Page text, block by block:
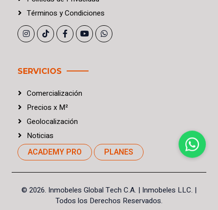
Términos yCondiciones
SERVICIOS
Comercialización
Precios x M²
Geolocalización
Noticias
ACADEMY PRO PLANES
© 2026. Inmobeles Global Tech C.A. | Inmobeles LLC. |
Todos los Derechos Reservados.